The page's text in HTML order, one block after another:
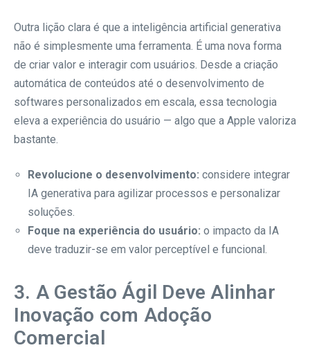
Outra lição clara é que a inteligência artificial generativa
não é simplesmente uma ferramenta. É uma nova forma
de criar valor e interagir com usuários. Desde a criação
automática de conteúdos até o desenvolvimento de
softwares personalizados em escala, essa tecnologia
eleva a experiência do usuário — algo que a Apple valoriza
bastante.
Revolucione o desenvolvimento: considere integrar
IA generativa para agilizar processos e personalizar
soluções.
Foque na experiência do usuário: o impacto da IA
deve traduzir-se em valor perceptível e funcional.
3. A Gestão Ágil Deve Alinhar
Inovação com Adoção
Comercial